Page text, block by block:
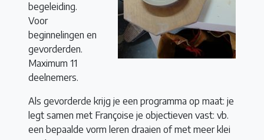
begeleiding.
Voor
beginnelingen en
gevorderden.
Maximum 11
deelnemers.
Als gevorderde krijg je een programma op maat: je
legt samen met Françoise je objectieven vast: vb.
een bepaalde vorm leren draaien of met meer klei